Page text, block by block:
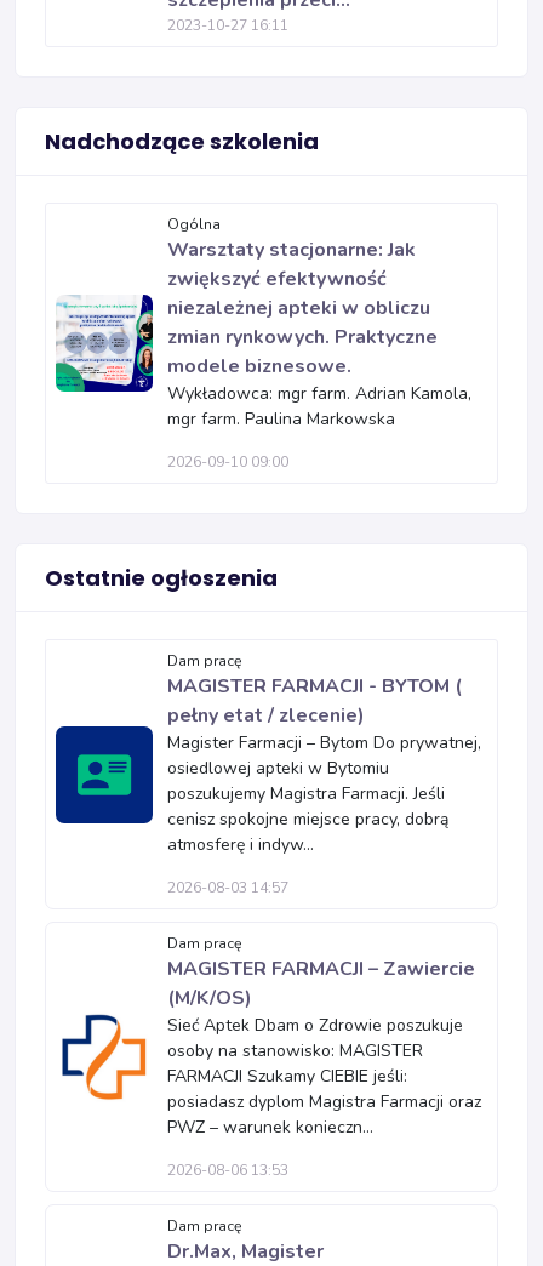
2023-10-27 16:11
Nadchodzące szkolenia
Ogólna
Warsztaty stacjonarne: Jak
zwiększyć efektywność
niezależnej apteki w obliczu
zmian rynkowych. Praktyczne
modele biznesowe.
Wykładowca: mgr farm. Adrian Kamola,
mgr farm. Paulina Markowska
2026-09-10 09:00
Ostatnie ogłoszenia
Dam pracę
MAGISTER FARMACJI - BYTOM (
pełny etat / zlecenie)
Magister Farmacji – Bytom Do prywatnej,
osiedlowej apteki w Bytomiu
poszukujemy Magistra Farmacji. Jeśli
cenisz spokojne miejsce pracy, dobrą
atmosferę i indyw...
2026-08-03 14:57
Dam pracę
MAGISTER FARMACJI – Zawiercie
(M/K/OS)
Sieć Aptek Dbam o Zdrowie poszukuje
osoby na stanowisko: MAGISTER
FARMACJI Szukamy CIEBIE jeśli:
posiadasz dyplom Magistra Farmacji oraz
PWZ – warunek konieczn...
2026-08-06 13:53
Dam pracę
Dr.Max, Magister